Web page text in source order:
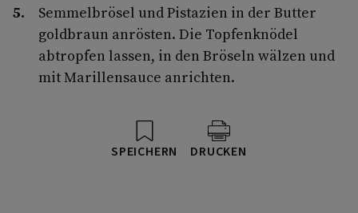
Semmelbrösel und Pistazien in der Butter
goldbraun anrösten. Die Topfenknödel
abtropfen lassen, in den Bröseln wälzen und
mit Marillensauce anrichten.
SPEICHERN DRUCKEN